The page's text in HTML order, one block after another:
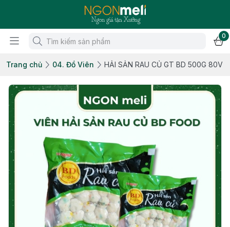
0
Trang chủ 04. Đồ Viên HẢI SẢN RAU CỦ GT BD 500G 80V